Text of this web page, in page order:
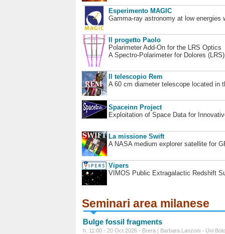
Esperimento MAGIC
Gamma-ray astronomy at low energies
Il progetto Paolo
Polarimeter Add-On for the LRS Optics
A Spectro-Polarimeter for Dolores
Il telescopio Rem
A 60 cm diameter telescope located in
Spaceinn Project
Exploitation of Space Data for
La missione Swift
A NASA medium explorer satellite for
Vipers
VIMOS Public Extragalactic Redshift
Seminari area milanese
Bulge fossil fragments
h. 11:00 - 20 Oct 2026 - Brera | Barbara Lanzoni - Uni